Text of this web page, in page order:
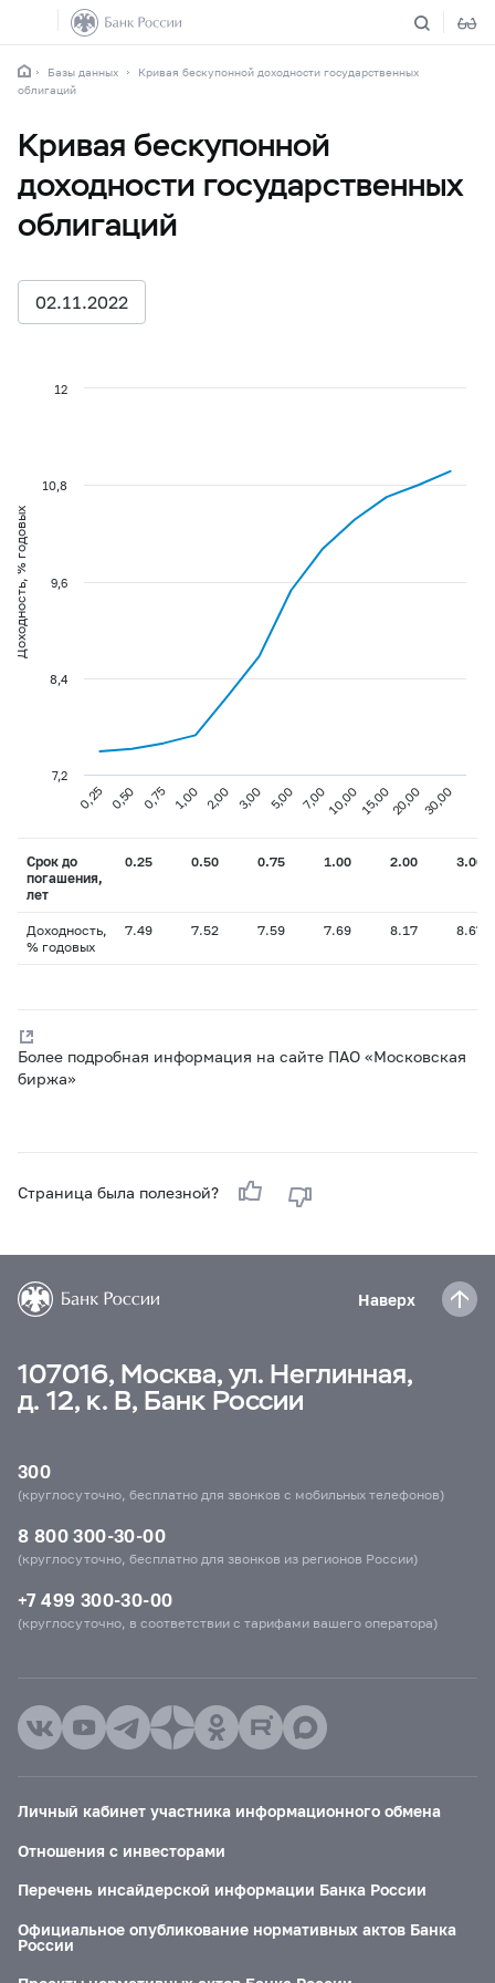
Базы данных
Кривая бескупонной доходности государственных
облигаций
Кривая бескупонной
доходности государственных
облигаций
02.11.2022
Доходность, % годовых
0,25 0,50 0,75 1,00 2,00 3,00 5,00 7,0010,0015,0020,0030,00
7,2
8,4
9,6
10,8
12
Срок до
погашения,
лет
0.25 0.50 0.75 1.00 2.00 3.00
Доходность,
% годовых
7.49 7.52 7.59 7.69 8.17 8.67
Более подробная информация на сайте ПАО «Московская
биржа»
Страница была полезной?
Наверх
107016, Москва, ул. Неглинная,
д. 12, к. В, Банк России
300
(круглосуточно, бесплатно для звонков с мобильных телефонов)
8 800 300-30-00
(круглосуточно, бесплатно для звонков из регионов России)
+7 499 300-30-00
(круглосуточно, в соответствии с тарифами вашего оператора)
Личный кабинет участника информационного обмена
Отношения с инвесторами
Перечень инсайдерской информации Банка России
Официальное опубликование нормативных актов Банка
России